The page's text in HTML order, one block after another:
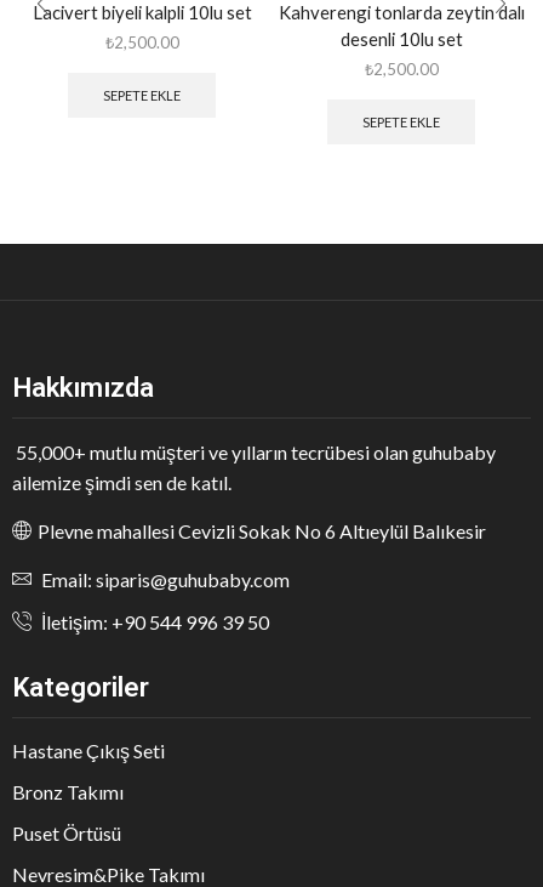
Lacivert biyeli kalpli 10lu set
₺2,500.00
SEPETE EKLE
Kahverengi tonlarda zeytin dalı
desenli 10lu set
₺2,500.00
SEPETE EKLE
Hakkımızda
55,000+ mutlu müşteri ve yılların tecrübesi olan guhubaby
ailemize şimdi sen de katıl.
Plevne mahallesi Cevizli Sokak No 6 Altıeylül Balıkesir
Email: siparis@guhubaby.com
İletişim: +90 544 996 39 50
Kategoriler
Hastane Çıkış Seti
Bronz Takımı
Puset Örtüsü
Nevresim&Pike Takımı